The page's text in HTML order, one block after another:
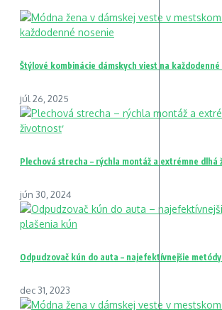
Štýlové kombinácie dámskych viest na každodenné
júl 26, 2025
Plechová strecha – rýchla montáž a extrémne dlhá
jún 30, 2024
Odpudzovač kún do auta – najefektívnejšie
dec 31, 2023